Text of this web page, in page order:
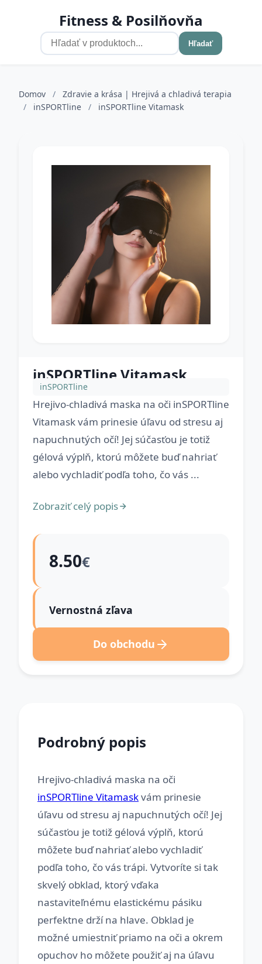
Fitness & Posilňovňa
Hľadať
Domov /
Zdravie a krása | Hrejivá a chladivá terapia
/
inSPORTline / inSPORTline Vitamask
inSPORTline Vitamask
inSPORTline
Hrejivo-chladivá maska na oči inSPORTline
Vitamask vám prinesie úľavu od stresu aj
napuchnutých očí! Jej súčasťou je totiž
gélová výplň, ktorú môžete buď nahriať
alebo vychladiť podľa toho, čo vás ...
Zobraziť celý popis
8.50€
Vernostná zľava
Do obchodu
Podrobný popis
Hrejivo-chladivá maska na oči
inSPORTline Vitamaskvám prinesie
úľavu od stresu aj napuchnutých očí! Jej
súčasťou je totiž gélová výplň, ktorú
môžete buď nahriať alebo vychladiť
podľa toho, čo vás trápi. Vytvoríte si tak
skvelý obklad, ktorý vďaka
nastaviteľnému elastickému pásiku
perfektne drží na hlave. Obklad je
možné umiestniť priamo na oči a okrem
opuchov ho môžete použiť aj na úľavu